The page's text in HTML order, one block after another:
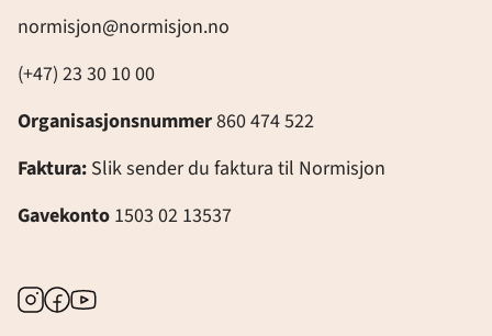
normisjon@normisjon.no
(+47) 23 30 10 00
Organisasjonsnummer860 474 522
Faktura: Slik sender du faktura til Normisjon
Gavekonto 1503 02 13537
Instagram
Facebook
Youtube